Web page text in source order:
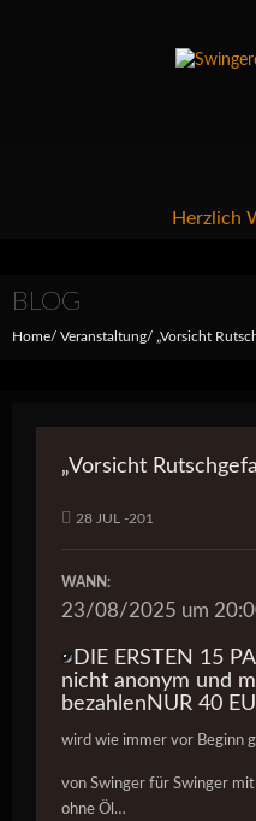
Herzlich
BLOG
Home Veranstaltung „Vorsicht
„Vorsicht
28 JUL -201
WANN:
23/08/2025 um
DIE ERSTEN 15
nicht anonym und
bezahlen NUR 40
wird wie immer vor Beginn
von Swinger für Swinger
ohne Öl…